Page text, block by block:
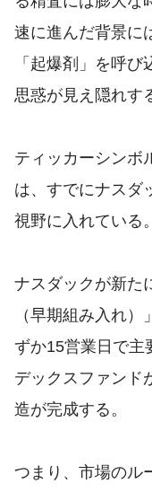
速に進んだ背景に
「起爆剤」を呼
思惑が見え隠れす
ティッカーシンボ
は、すでにナスダ
視野に入れている。
ナスダックが新た
（早期組み入れ
ずか15営業日で主
デックスファンド
造が完成する。
つまり、市場のル